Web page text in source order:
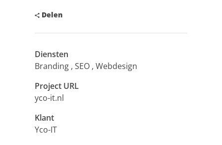
Delen
Diensten
Branding SEO Webdesign
Project URL
yco-it.nl
Klant
Yco-IT